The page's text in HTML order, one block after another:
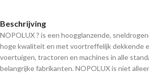
Beschrijving
NOPOLUX ? is een hoogglanzende,
hoge kwaliteit en met voortreffelijk dekkende
voertuigen, tractoren en machines in alle
belangrijke fabrikanten. NOPOLUX is niet